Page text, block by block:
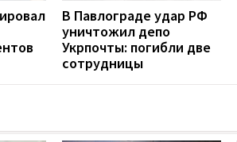
В Павлограде удар РФ
уничтожил депо
Укрпочты: погибли две
сотрудницы